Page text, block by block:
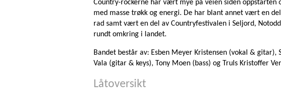
Country-rockerne har vært mye på veien siden oppstarten
med masse trøkk og energi. De har blant annet vært en
rad samt vært en del av Countryfestivalen i Seljord,
rundt omkring i landet.
Bandet består av: Esben Meyer Kristensen (vokal & gitar),
Vala (gitar & keys), Tony Moen (bass) og Truls Kristoffer
Låtoversikt